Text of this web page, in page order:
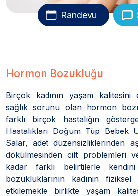
Randevu
Hormon Bozukluğu
Birçok kadının yaşam
sağlık sorunu olan hormon
farklı birçok hastalığın
Hastalıkları Doğum Tüp Bebek
Salar, adet düzensizliklerinden
dökülmesinden cilt problemleri
kadar farklı belirtilerle
bozukluklarının kadının
etkilemekle birlikte yaşam